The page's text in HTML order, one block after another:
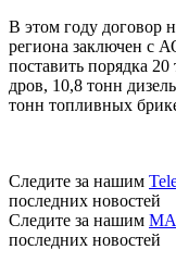
В этом году договор
региона заключен с
поставить порядка
дров, 10,8 тонн
тонн топливных
Следите за нашим
последних новостей
Следите за нашим
последних новостей